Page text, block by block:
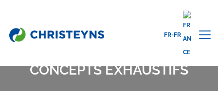
FR-FR
Home
CONCEPTS EXHAUSTIFS